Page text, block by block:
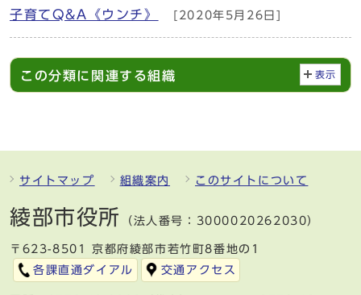
子育てQ&A《ウンチ》 [2020年5月26日]
この分類に関連する組織 表示
サイトマップ 組織案内 このサイトについて
綾部市役所 （法人番号：3000020262030）
〒623-8501 京都府綾部市若竹町8番地の1
各課直通ダイアル
交通アクセス